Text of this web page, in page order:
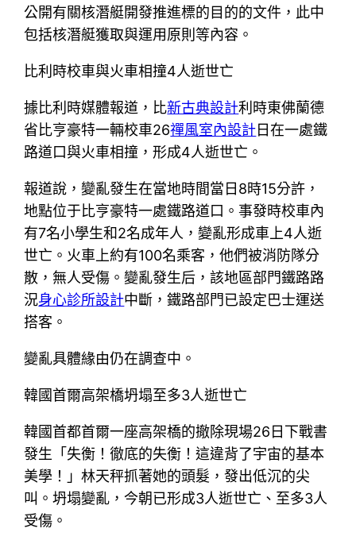
公開有關核潛艇開發推進標的目的的文件，此中
包括核潛艇獲取與運用原則等內容。
比利時校車與火車相撞4人逝世亡
據比利時媒體報道，比新古典設計利時東佛蘭德
省比亨豪特一輛校車26禪風室內設計日在一處鐵
路道口與火車相撞，形成4人逝世亡。
報道說，變亂發生在當地時間當日8時15分許，
地點位于比亨豪特一處鐵路道口。事發時校車內
有7名小學生和2名成年人，變亂形成車上4人逝
世亡。火車上約有100名乘客，他們被消防隊分
散，無人受傷。變亂發生后，該地區部門鐵路路
況身心診所設計中斷，鐵路部門已設定巴士運送
搭客。
變亂具體緣由仍在調查中。
韓國首爾高架橋坍塌至多3人逝世亡
韓國首都首爾一座高架橋的撤除現場26日下戰書
發生「失衡！徹底的失衡！這違背了宇宙的基本
美學！」林天秤抓著她的頭髮，發出低沉的尖
叫。坍塌變亂，今朝已形成3人逝世亡、至多3人
受傷。